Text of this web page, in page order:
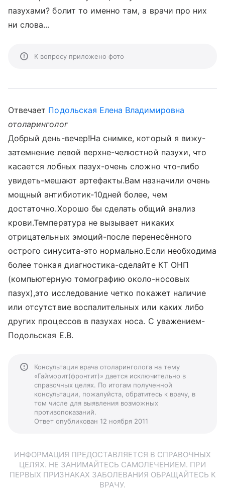
пазухами? болит то именно там, а врачи про них
ни слова...
К вопросу приложено фото
Отвечает Подольская Елена Владимировна
отоларинголог
Добрый день-вечер!На снимке, который я вижу-
затемнение левой верхне-челюстной пазухи, что
касается лобных пазух-очень сложно что-либо
увидеть-мешают артефакты.Вам назначили очень
мощный антибиотик-10дней более, чем
достаточно.Хорошо бы сделать общий анализ
крови.Температура не вызывает никаких
отрицательных эмоций-после перенесённого
острого синусита-это нормально.Если необходима
более тонкая диагностика-сделайте КТ ОНП
(компьютерную томографию около-носовых
пазух),это исследование четко покажет наличие
или отсутствие воспалительных или каких либо
других процессов в пазухах носа. С уважением-
Подольская Е.В.
Консультация врача отоларинголога на тему
«Гайморит(фронтит)» дается исключительно в
справочных целях. По итогам полученной
консультации, пожалуйста, обратитесь к врачу, в
том числе для выявления возможных
противопоказаний.
Ответ опубликован 12 ноября 2011
ИНФОРМАЦИЯ ПРЕДОСТАВЛЯЕТСЯ В СПРАВОЧНЫХ
ЦЕЛЯХ. НЕ ЗАНИМАЙТЕСЬ САМОЛЕЧЕНИЕМ. ПРИ
ПЕРВЫХ ПРИЗНАКАХ ЗАБОЛЕВАНИЯ ОБРАЩАЙТЕСЬ К
ВРАЧУ.